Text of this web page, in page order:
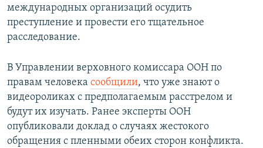
международных организаций осудить
преступление и провести его тщательное
расследование.
В Управлении верховного комиссара ООН по
правам человека сообщили, что уже знают о
видеороликах с предполагаемым расстрелом и
будут их изучать. Ранее эксперты ООН
опубликовали доклад о случаях жестокого
обращения с пленными обеих сторон конфликта.